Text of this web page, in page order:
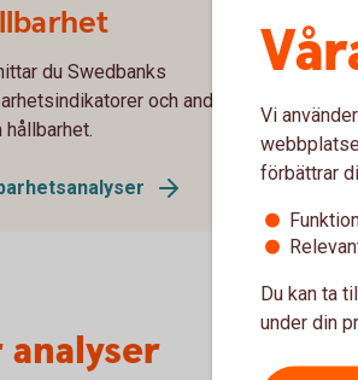
du Swedbanks
och andra analyser
hållbarhet.
analyser
Vi
förbättrar
Du kan ta
under din